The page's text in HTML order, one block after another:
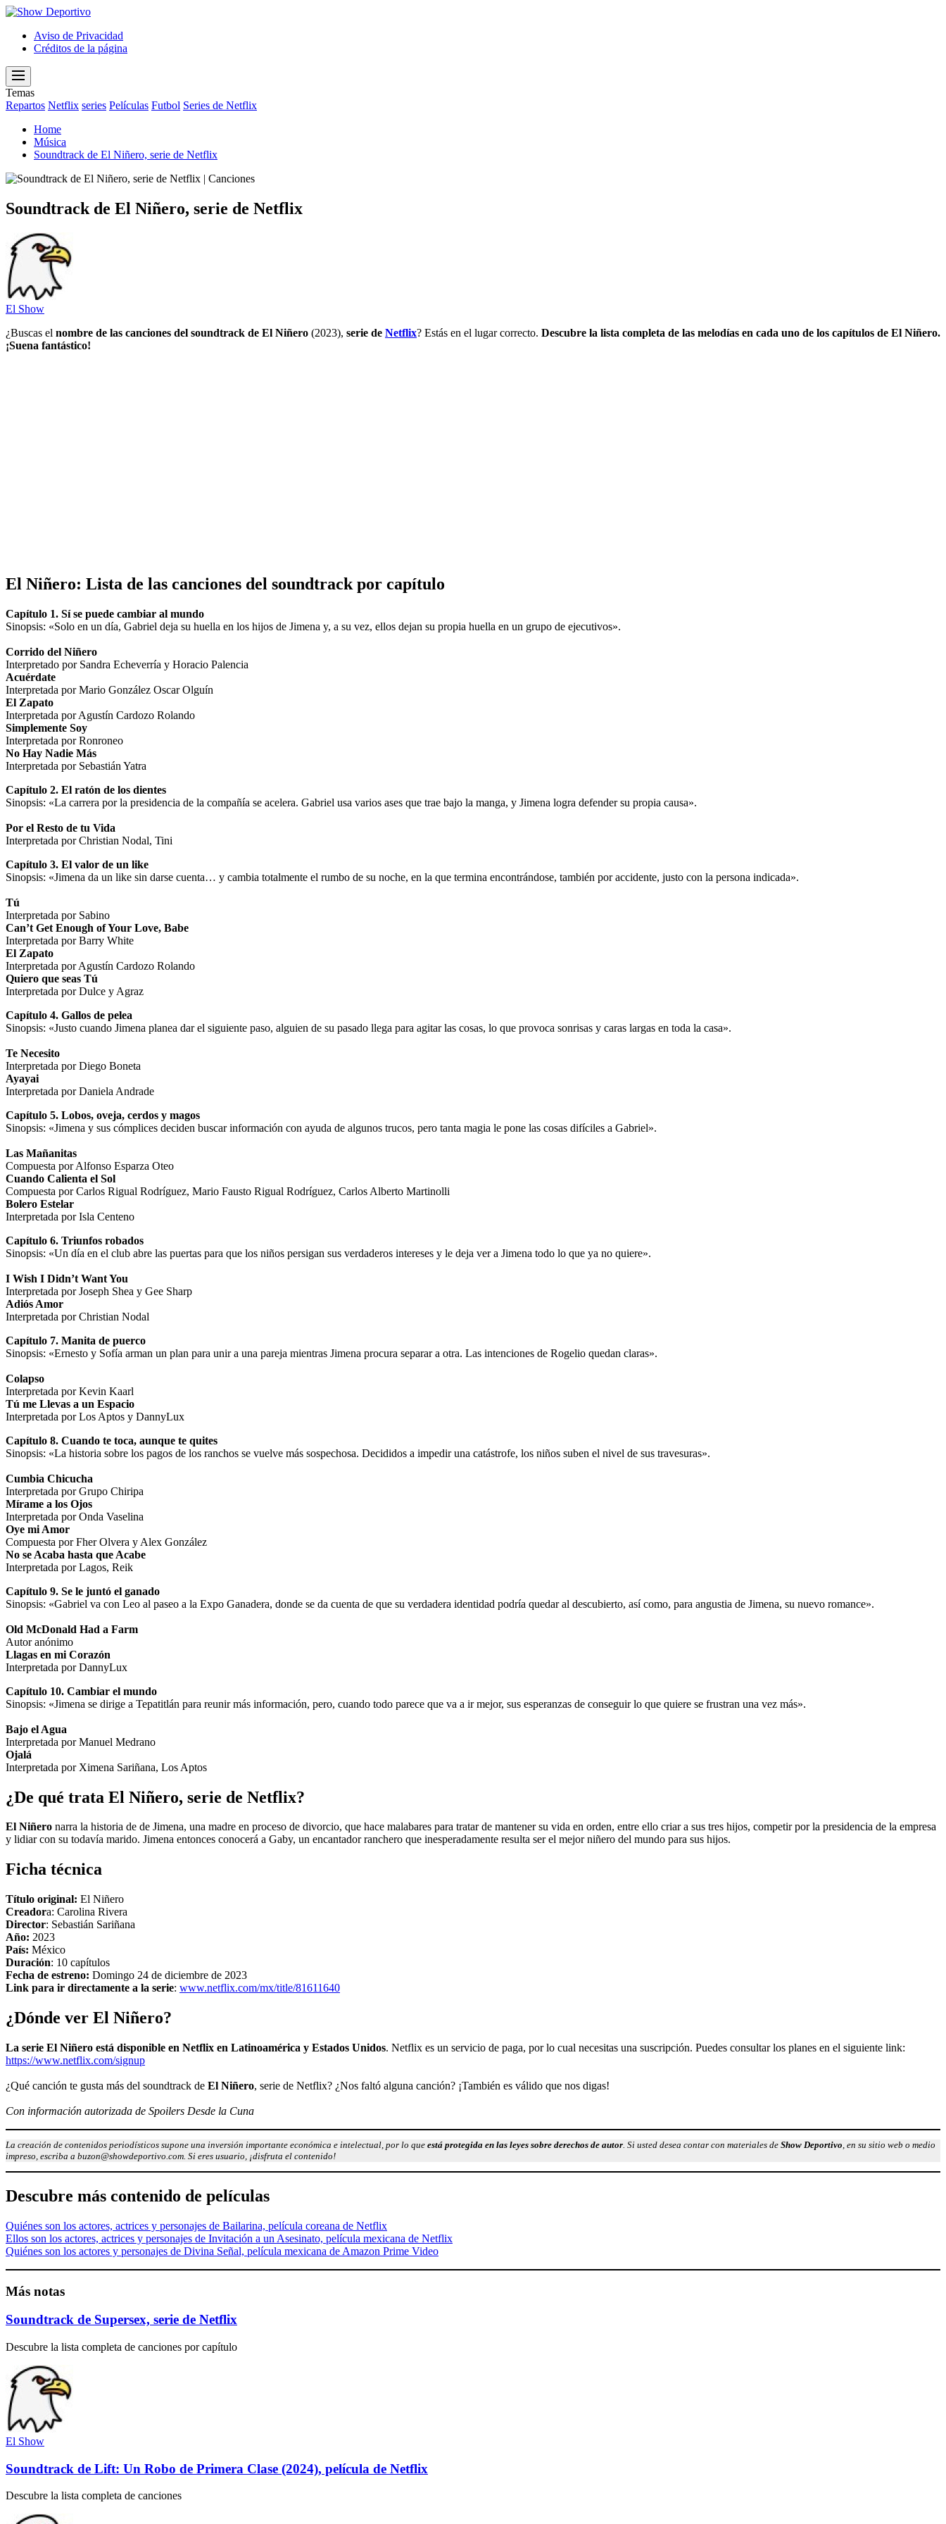
Show
Aviso de Privacidad
Créditos de la página
Menu
Temas
Repartos Netflix series Películas Futbol Series de Netflix
Home
Música
Soundtrack de El Niñero, serie de Netflix
Soundtrack de El Niñero, serie de Netflix
El Show
¿Buscas el nombre de las canciones del soundtrack de El Niñero (2023), serie de Netflix? Estás en el lugar correcto. Descubre la lista completa de las melodías en cada uno de los capítulos de El Niñero.
¡Suena fantástico!
El Niñero: Lista de las canciones del soundtrack por capítulo
Capítulo 1. Sí se puede cambiar al mundo
Sinopsis: «Solo en un día, Gabriel deja su huella en los hijos de Jimena y, a su vez, ellos dejan su propia huella en un grupo de ejecutivos».
Corrido del Niñero
Interpretado por Sandra Echeverría y Horacio Palencia
Acuérdate
Interpretada por Mario González Oscar Olguín
El Zapato
Interpretada por Agustín Cardozo Rolando
Simplemente Soy
Interpretada por Ronroneo
No Hay Nadie Más
Interpretada por Sebastián Yatra
Capítulo 2. El ratón de los dientes
Sinopsis: «La carrera por la presidencia de la compañía se acelera. Gabriel usa varios ases que trae bajo la manga, y Jimena logra defender su propia causa».
Por el Resto de tu Vida
Interpretada por Christian Nodal, Tini
Capítulo 3. El valor de un like
Sinopsis: «Jimena da un like sin darse cuenta… y cambia totalmente el rumbo de su noche, en la que termina encontrándose, también por accidente, justo con la persona indicada».
Tú
Interpretada por Sabino
Can’t Get Enough of Your Love, Babe
Interpretada por Barry White
El Zapato
Interpretada por Agustín Cardozo Rolando
Quiero que seas Tú
Interpretada por Dulce y Agraz
Capítulo 4. Gallos de pelea
Sinopsis: «Justo cuando Jimena planea dar el siguiente paso, alguien de su pasado llega para agitar las cosas, lo que provoca sonrisas y caras largas en toda la casa».
Te Necesito
Interpretada por Diego Boneta
Ayayai
Interpretada por Daniela Andrade
Capítulo 5. Lobos, oveja, cerdos y magos
Sinopsis: «Jimena y sus cómplices deciden buscar información con ayuda de algunos trucos, pero tanta magia le pone las cosas difíciles a Gabriel».
Las Mañanitas
Compuesta por Alfonso Esparza Oteo
Cuando Calienta el Sol
Compuesta por Carlos Rigual Rodríguez, Mario Fausto Rigual Rodríguez, Carlos Alberto Martinolli
Bolero Estelar
Interpretada por Isla Centeno
Capítulo 6. Triunfos robados
Sinopsis: «Un día en el club abre las puertas para que los niños persigan sus verdaderos intereses y le deja ver a Jimena todo lo que ya no quiere».
I Wish I Didn’t Want You
Interpretada por Joseph Shea y Gee Sharp
Adiós Amor
Interpretada por Christian Nodal
Capítulo 7. Manita de puerco
Sinopsis: «Ernesto y Sofía arman un plan para unir a una pareja mientras Jimena procura separar a otra. Las intenciones de Rogelio quedan claras».
Colapso
Interpretada por Kevin Kaarl
Tú me Llevas a un Espacio
Interpretada por Los Aptos y DannyLux
Capítulo 8. Cuando te toca, aunque te quites
Sinopsis: «La historia sobre los pagos de los ranchos se vuelve más sospechosa. Decididos a impedir una catástrofe, los niños suben el nivel de sus travesuras».
Cumbia Chicucha
Interpretada por Grupo Chiripa
Mírame a los Ojos
Interpretada por Onda Vaselina
Oye mi Amor
Compuesta por Fher Olvera y Alex González
No se Acaba hasta que Acabe
Interpretada por Lagos, Reik
Capítulo 9. Se le juntó el ganado
Sinopsis: «Gabriel va con Leo al paseo a la Expo Ganadera, donde se da cuenta de que su verdadera identidad podría quedar al descubierto, así como, para angustia de Jimena, su nuevo romance».
Old McDonald Had a Farm
Autor anónimo
Llagas en mi Corazón
Interpretada por DannyLux
Capítulo 10. Cambiar el mundo
Sinopsis: «Jimena se dirige a Tepatitlán para reunir más información, pero, cuando todo parece que va a ir mejor, sus esperanzas de conseguir lo que quiere se frustran una vez más».
Bajo el Agua
Interpretada por Manuel Medrano
Ojalá
Interpretada por Ximena Sariñana, Los Aptos
¿De qué trata El Niñero, serie de Netflix?
El Niñero narra la historia de de Jimena, una madre en proceso de divorcio, que hace malabares para tratar de mantener su vida en orden, entre ello criar a sus tres hijos, competir por la presidencia de la empresa
y lidiar con su todavía marido. Jimena entonces conocerá a Gaby, un encantador ranchero que inesperadamente resulta ser el mejor niñero del mundo para sus hijos.
Ficha técnica
Título original: El Niñero
Creadora: Carolina Rivera
Director: Sebastián Sariñana
Año: 2023
País: México
Duración: 10 capítulos
Fecha de estreno: Domingo 24 de diciembre de 2023
Link para ir directamente a la serie: www.netflix.com/mx/title/81611640
¿Dónde ver El Niñero?
La serie El Niñero está disponible en Netflix en Latinoamérica y Estados Unidos. Netflix es un servicio de paga, por lo cual necesitas una suscripción. Puedes consultar los planes en el siguiente link:
https://www.netflix.com/signup
¿Qué canción te gusta más del soundtrack de El Niñero, serie de Netflix? ¿Nos faltó alguna canción? ¡También es válido que nos digas!
Con información autorizada de Spoilers Desde la Cuna
La creación de contenidos periodísticos supone una inversión importante económica e intelectual, por lo que está protegida en las leyes sobre derechos de autor. Si usted desea contar con materiales de Show Deportivo, en su sitio web o medio
impreso, escriba a buzon@showdeportivo.com. Si eres usuario, ¡disfruta el contenido!
Descubre más contenido de películas
Quiénes son los actores, actrices y personajes de Bailarina, película coreana de Netflix
Ellos son los actores, actrices y personajes de Invitación a un Asesinato, película mexicana de Netflix
Quiénes son los actores y personajes de Divina Señal, película mexicana de Amazon Prime Video
Más notas
Soundtrack de Supersex, serie de Netflix
Descubre la lista completa de canciones por capítulo
El Show
Soundtrack de Lift: Un Robo de Primera Clase (2024), película de Netflix
Descubre la lista completa de canciones